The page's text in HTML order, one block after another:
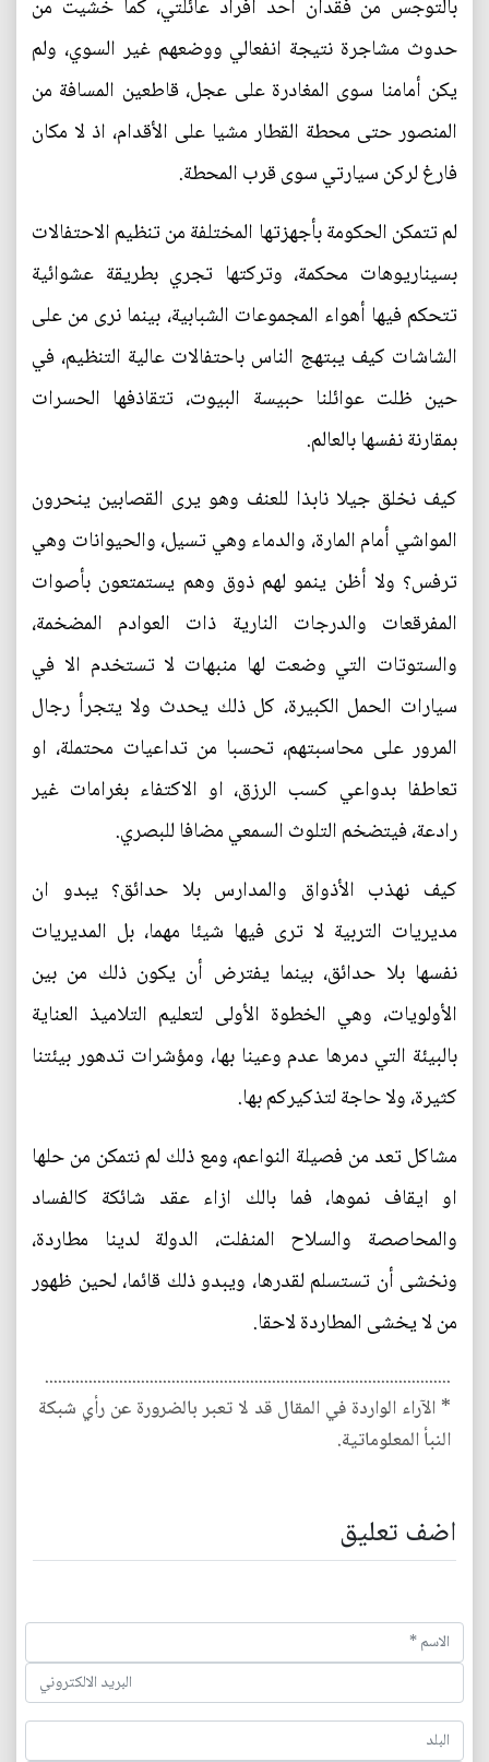
بالتوجس من فقدان أحد أفراد عائلتي، كما خشيت من
حدوث مشاجرة نتيجة انفعالي ووضعهم غير السوي، ولم
يكن أمامنا سوى المغادرة على عجل، قاطعين المسافة من
المنصور حتى محطة القطار مشيا على الأقدام، اذ لا مكان
فارغ لركن سيارتي سوى قرب المحطة.
لم تتمكن الحكومة بأجهزتها المختلفة من تنظيم الاحتفالات
بسيناريوهات محكمة، وتركتها تجري بطريقة عشوائية
تتحكم فيها أهواء المجموعات الشبابية، بينما نرى من على
الشاشات كيف يبتهج الناس باحتفالات عالية التنظيم، في
حين ظلت عوائلنا حبيسة البيوت، تتقاذفها الحسرات
بمقارنة نفسها بالعالم.
كيف نخلق جيلا نابذا للعنف وهو يرى القصابين ينحرون
المواشي أمام المارة، والدماء وهي تسيل، والحيوانات وهي
ترفس؟ ولا أظن ينمو لهم ذوق وهم يستمتعون بأصوات
المفرقعات والدرجات النارية ذات العوادم المضخمة،
والستوتات التي وضعت لها منبهات لا تستخدم الا في
سيارات الحمل الكبيرة، كل ذلك يحدث ولا يتجرأ رجال
المرور على محاسبتهم، تحسبا من تداعيات محتملة، او
تعاطفا بدواعي كسب الرزق، او الاكتفاء بغرامات غير
رادعة، فيتضخم التلوث السمعي مضافا للبصري.
كيف نهذب الأذواق والمدارس بلا حدائق؟ يبدو ان
مديريات التربية لا ترى فيها شيئا مهما، بل المديريات
نفسها بلا حدائق، بينما يفترض أن يكون ذلك من بين
الأولويات، وهي الخطوة الأولى لتعليم التلاميذ العناية
بالبيئة التي دمرها عدم وعينا بها، ومؤشرات تدهور بيئتنا
كثيرة، ولا حاجة لتذكيركم بها.
مشاكل تعد من فصيلة النواعم، ومع ذلك لم نتمكن من حلها
او ايقاف نموها، فما بالك ازاء عقد شائكة كالفساد
والمحاصصة والسلاح المنفلت، الدولة لدينا مطاردة،
ونخشى أن تستسلم لقدرها، ويبدو ذلك قائما، لحين ظهور
من لا يخشى المطاردة لاحقا.
.............................................................................................
* الآراء الواردة في المقال قد لا تعبر بالضرورة عن رأي شبكة
النبأ المعلوماتية.
اضف تعليق